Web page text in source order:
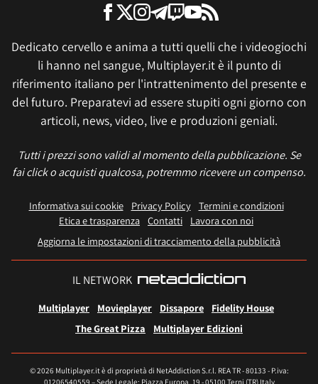
Dedicato cervello e anima a tutti quelli che i videogiochi
li hanno nel sangue, Multiplayer.it è il punto di
riferimento italiano per l'intrattenimento del presente e
del futuro. Preparatevi ad essere stupiti ogni giorno con
articoli, news, video, live e produzioni geniali.
Tutti i prezzi sono validi al momento della pubblicazione. Se
fai click o acquisti qualcosa, potremmo ricevere un compenso.
Informativa sui cookie Privacy Policy
Termini e condizioni
Etica e trasparenza Contatti
Lavora con noi
Aggiorna le impostazioni di tracciamento della pubblicità
IL NETWORK
Multiplayer Movieplayer Dissapore
Fidelity House
The Great Pizza
Multiplayer Edizioni
© 2026 Multiplayer.it è di proprietà di NetAddiction S.r.l. REA TR - 80133 - P.iva:
01206540559 – Sede Legale: Piazza Europa, 19 - 05100 Terni (TR) Italy